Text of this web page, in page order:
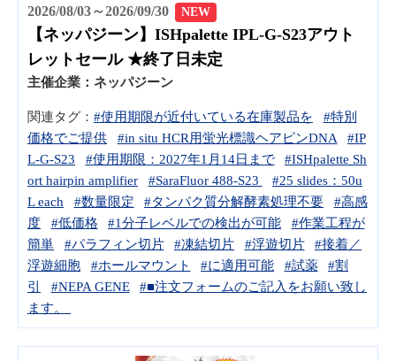
2026/08/03～2026/09/30 NEW
【ネッパジーン】ISHpalette IPL-G-S23アウト
レットセール ★終了日未定
主催企業： ネッパジーン
関連タグ： #使用期限が近付いている在庫製品を
#特別
価格でご提供
#in situ HCR用蛍光標識ヘアピンDNA
#IP
L-G-S23
#使用期限：2027年1月14日まで
#ISHpalette Sh
ort hairpin amplifier
#SaraFluor 488-S23
#25 slides：50u
L each
#数量限定 #タンパク質分解酵素処理不要
#高感
度
#低価格 #1分子レベルでの検出が可能
#作業工程が
簡単
#パラフィン切片 #凍結切片 #浮遊切片
#接着／
浮遊細胞
#ホールマウント #に適用可能 #試薬
#割
引
#NEPA GENE
#■注文フォームのご記入をお願い致し
ます。